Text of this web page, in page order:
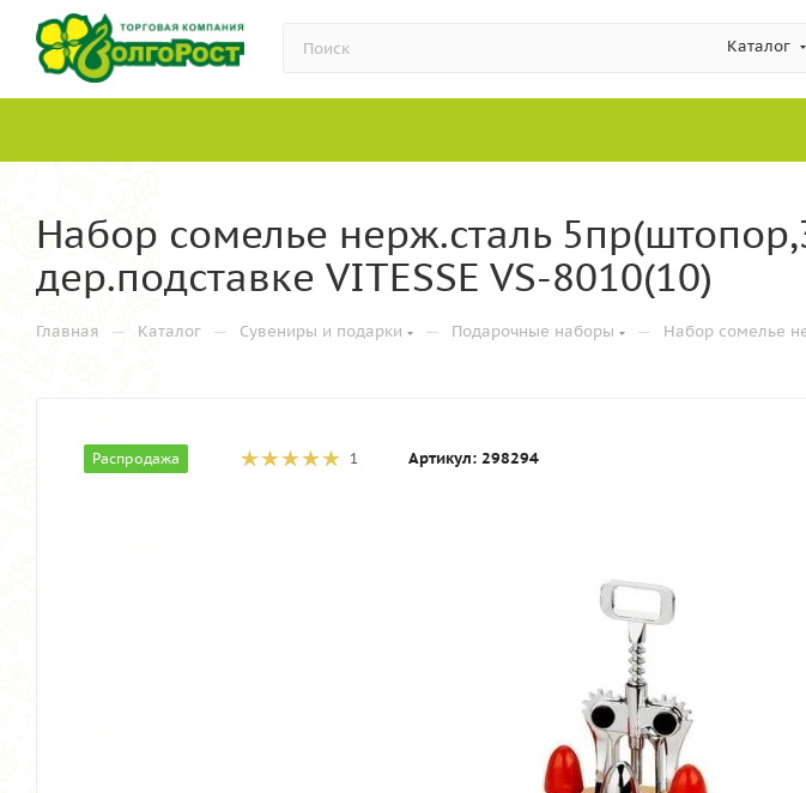
Каталог
Набор сомелье нерж.сталь
дер.подставке VITESSE VS-8010(10)
Главная — Каталог — Сувениры и подарки — Подарочные наборы — Набор сомелье
Распродажа 1 Артикул: 298294